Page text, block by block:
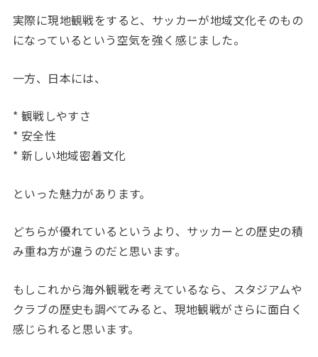
実際に現地観戦をすると、サッカーが地域文化そのもの
になっているという空気を強く感じました。
一方、日本には、
* 観戦しやすさ
* 安全性
* 新しい地域密着文化
といった魅力があります。
どちらが優れているというより、サッカーとの歴史の積
み重ね方が違うのだと思います。
もしこれから海外観戦を考えているなら、スタジアムや
クラブの歴史も調べてみると、現地観戦がさらに面白く
感じられると思います。